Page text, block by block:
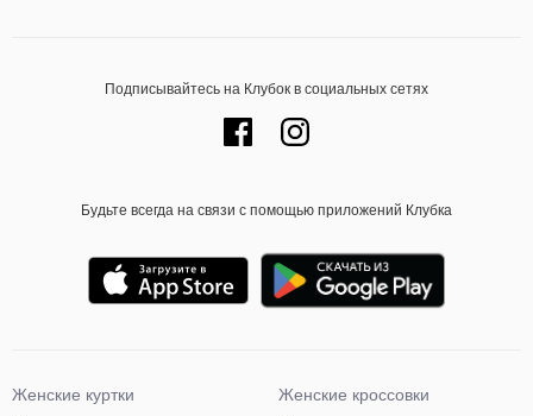
Подписывайтесь на Клубок в социальных сетях
Будьте всегда на связи с помощью приложений Клубка
Женские куртки
Женские кроссовки